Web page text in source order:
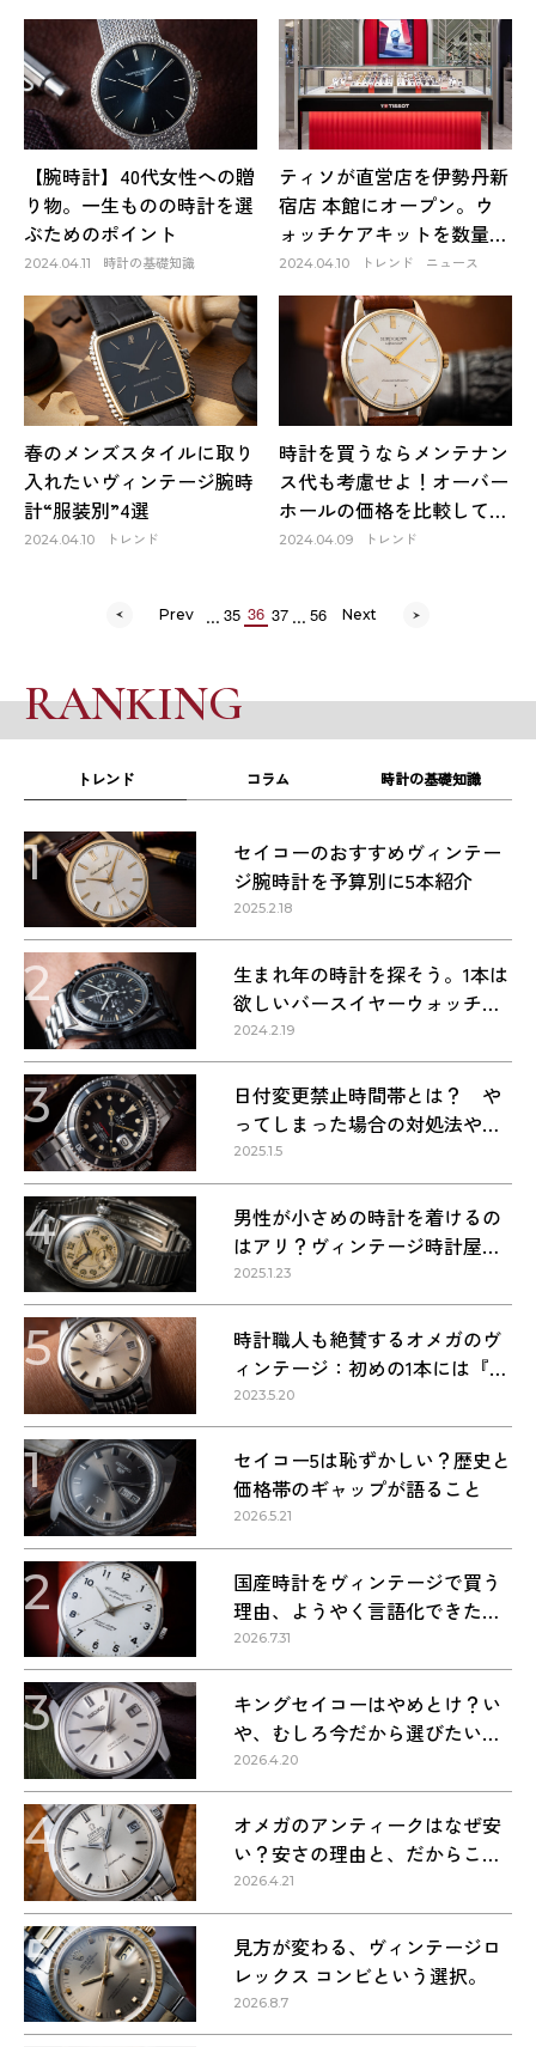
【腕時計】40代女性への贈
り物。一生ものの時計を選
ぶためのポイント
2024.04.11 時計の基礎知識
ティソが直営店を伊勢丹新
宿店 本館にオープン。ウ
ォッチケアキットを数量限
定プレゼント
2024.04.10 トレンド ニュース
春のメンズスタイルに取り
入れたいヴィンテージ腕時
計“服装別”4選
2024.04.10 トレンド
時計を買うならメンテナン
ス代も考慮せよ！オーバー
ホールの価格を比較してみ
た
2024.04.09 トレンド
Prev ... 35 36 37 ... Next
56
RANKING
トレンド コラム 時計の基礎知識
1
セイコーのおすすめヴィンテー
ジ腕時計を予算別に5本紹介
2025.2.18
2
生まれ年の時計を探そう。1本は
欲しいバースイヤーウォッチ・
1960〜1990年代の名作9本
2024.2.19
3
日付変更禁止時間帯とは？ や
ってしまった場合の対処法や正
しい方法
2025.1.5
4
男性が小さめの時計を着けるの
はアリ？ヴィンテージ時計屋が
回答します！
2025.1.23
5
時計職人も絶賛するオメガのヴ
ィンテージ：初めの1本には『シ
ーマスター』を選ぶべき理由
2023.5.20
1
セイコー5は恥ずかしい？歴史と
価格帯のギャップが語ること
2026.5.21
2
国産時計をヴィンテージで買う
理由、ようやく言語化できた気
がする
2026.7.31
3
キングセイコーはやめとけ？い
や、むしろ今だから選びたい理
由
2026.4.20
4
オメガのアンティークはなぜ安
い？安さの理由と、だからこそ
狙い目な理由
2026.4.21
5
見方が変わる、ヴィンテージロ
レックス コンビという選択。
2026.8.7